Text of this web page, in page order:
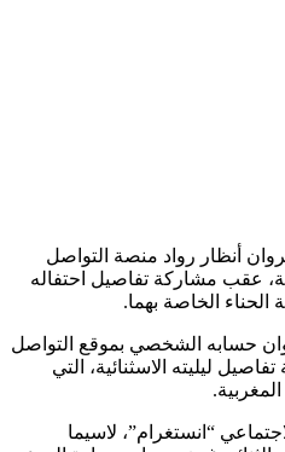
أنظار رواد منصة التواصل
عقب مشاركة تفاصيل احتفاله
الحناء الخاصة بهما.
حسابه الشخصي بموقع التواصل
ليليته الاسثنائية، التي
“انستغرام”، لاسيما